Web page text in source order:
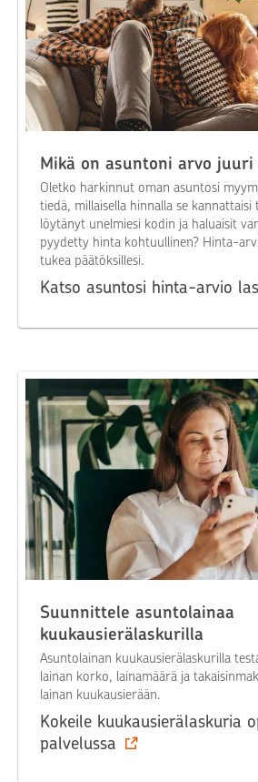
Mikä on asuntoni arvo juuri
Oletko harkinnut oman asuntosi
tiedä, millaisella hinnalla se kannattaisi
löytänyt unelmiesi kodin ja haluaisit
pyydetty hinta kohtuullinen? Hinta-
tukea päätöksillesi.
Katso asuntosi hinta-arvio
Suunnittele asuntolainaa
kuukausierälaskurilla
Asuntolainan kuukausierälaskurilla
lainan korko, lainamäärä ja
lainan kuukausierään.
Kokeile kuukausierälaskuria
palvelussa